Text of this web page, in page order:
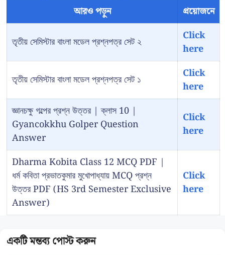
আরও পড়ুন
প্রয়োজনে
তৃতীয় সেমিস্টার বাংলা মডেল প্রশ্নপত্র সেট ২
Click
here
তৃতীয় সেমিস্টার বাংলা মডেল প্রশ্নপত্র সেট ১
Click
here
জ্ঞানচক্ষু গল্পের প্রশ্ন উত্তর | ক্লাস 10 |
Gyancokkhu Golper Question
Answer
Click
here
Dharma Kobita Class 12 MCQ PDF |
ধর্ম কবিতা প্রভাতকুমার মুখোপাধ্যায় MCQ প্রশ্ন
উত্তর PDF (HS 3rd Semester Exclusive
Answer)
Click
here